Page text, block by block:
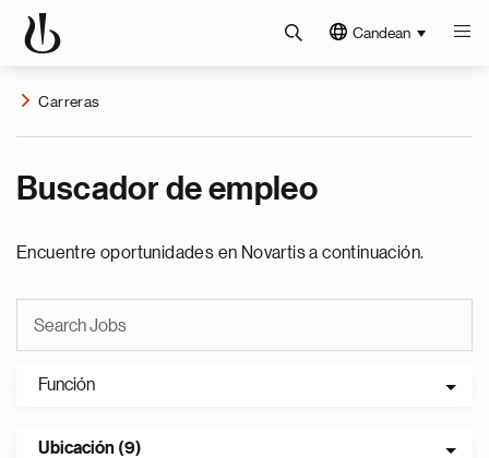
Candean
Carreras
Buscador de empleo
Encuentre oportunidades en Novartis a continuación.
Función
Ubicación (9)